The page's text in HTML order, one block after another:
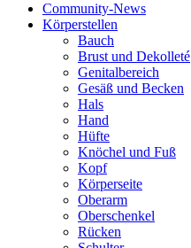
Community-News
Körperstellen
Bauch
Brust und Dekolleté
Genitalbereich
Gesäß und Becken
Hals
Hand
Hüfte
Knöchel und Fuß
Kopf
Körperseite
Oberarm
Oberschenkel
Rücken